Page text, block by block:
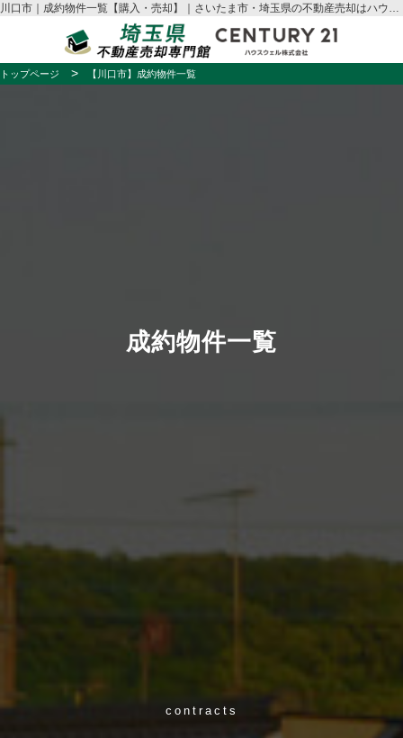
川口市｜成約物件一覧【購入・売却】｜さいたま市・埼玉県の不動産売却はハウスウェル
トップページ 【川口市】成約物件一覧
成約物件一覧
contracts